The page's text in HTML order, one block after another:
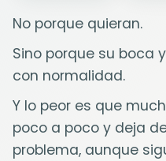
No porque quieran.
Sino porque su boca
con normalidad.
Y lo peor es que
poco a poco y deja
problema, aunque